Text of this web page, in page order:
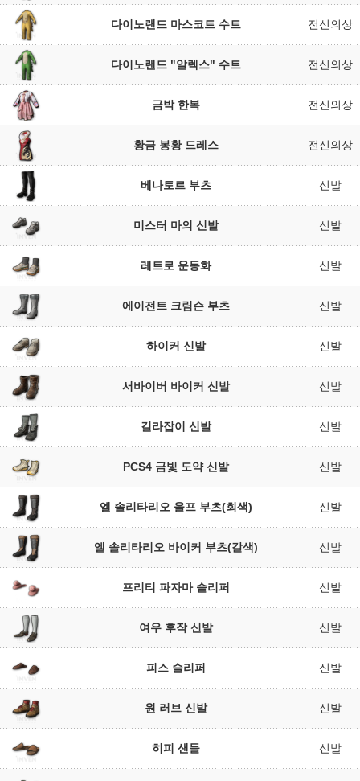
다이노랜드 마스코트 수트 전신의상
다이노랜드 "알렉스" 수트 전신의상
금박 한복 전신의상
황금 봉황 드레스 전신의상
베나토르 부츠 신발
미스터 마의 신발 신발
레트로 운동화 신발
에이전트 크림슨 부츠 신발
하이커 신발 신발
서바이버 바이커 신발 신발
길라잡이 신발 신발
PCS4 금빛 도약 신발 신발
엘 솔리타리오 울프 부츠(회색) 신발
엘 솔리타리오 바이커 부츠(갈색) 신발
프리티 파자마 슬리퍼 신발
여우 후작 신발 신발
피스 슬리퍼 신발
원 러브 신발 신발
히피 샌들 신발